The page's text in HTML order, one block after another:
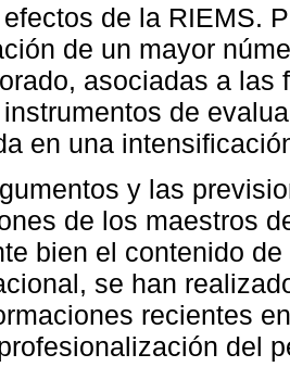
de la RIEMS.
de un mayor
asociadas a las
de
en una
y las
de los maestros
bien el contenido
se han
recientes
del